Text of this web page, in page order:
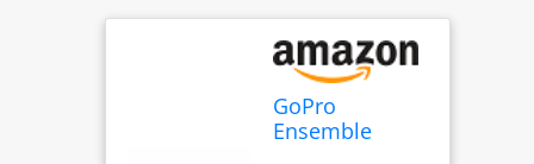
GoPro
Ensemble